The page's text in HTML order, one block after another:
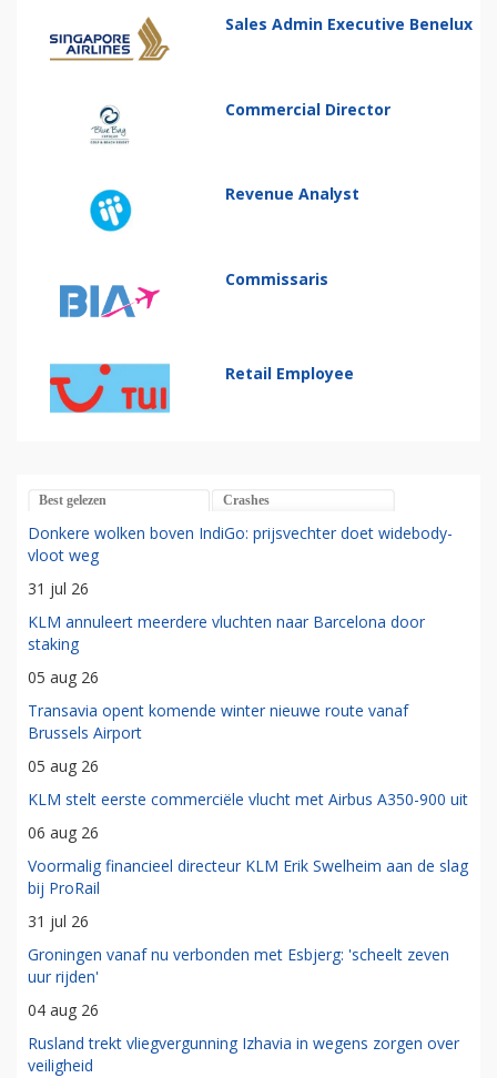
Sales Admin Executive Benelux
Commercial Director
Revenue Analyst
Commissaris
Retail Employee
Best gelezen Crashes
Donkere wolken boven IndiGo: prijsvechter doet widebody-
vloot weg
31 jul 26
KLM annuleert meerdere vluchten naar Barcelona door
staking
05 aug 26
Transavia opent komende winter nieuwe route vanaf
Brussels Airport
05 aug 26
KLM stelt eerste commerciële vlucht met Airbus A350-900 uit
06 aug 26
Voormalig financieel directeur KLM Erik Swelheim aan de slag
bij ProRail
31 jul 26
Groningen vanaf nu verbonden met Esbjerg: 'scheelt zeven
uur rijden'
04 aug 26
Rusland trekt vliegvergunning Izhavia in wegens zorgen over
veiligheid